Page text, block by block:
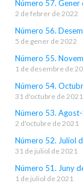
Número 57. Gener
2 de febrer de 2022
Número 56.
5 de gener de 2022
Número 55.
1 de desembre de
Número 54.
31 d'octubre de 2021
Número 53.
2 d'octubre de 2021
Número 52. Juliol
31 de juliol de 2021
Número 51. Juny
1 de juliol de 2021